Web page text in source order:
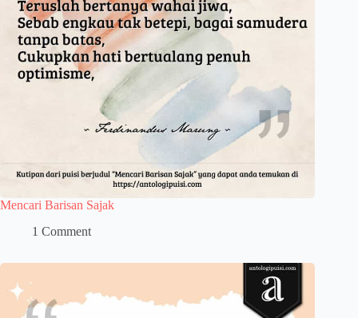
Mencari Barisan Sajak
1 Comment